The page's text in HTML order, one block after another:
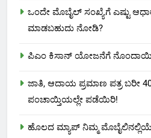
ಒಂದೇ ಮೊಬೈಲ್ ಸಂಖ್ಯೆಗೆ ಎಷ್ಟು
ಮಾಡಬಹುದು ನೋಡಿ?
ಪಿಎಂ ಕಿಸಾನ್ ಯೋಜನೆಗೆ
ಜಾತಿ, ಆದಾಯ ಪ್ರಮಾಣ ಪತ್ರ ಬರೀ
ಪಂಚಾಯ್ತಿಯಲ್ಲೇ ಪಡೆಯಿರಿ!
ಹೊಲದ ಮ್ಯಾಪ್ ನಿಮ್ಮ